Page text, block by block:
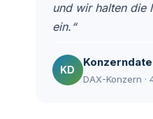
und wir halten die
ein.“
KD
DAX-Konzern ·